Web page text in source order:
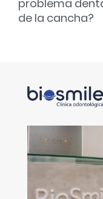
problema
de la cancha?